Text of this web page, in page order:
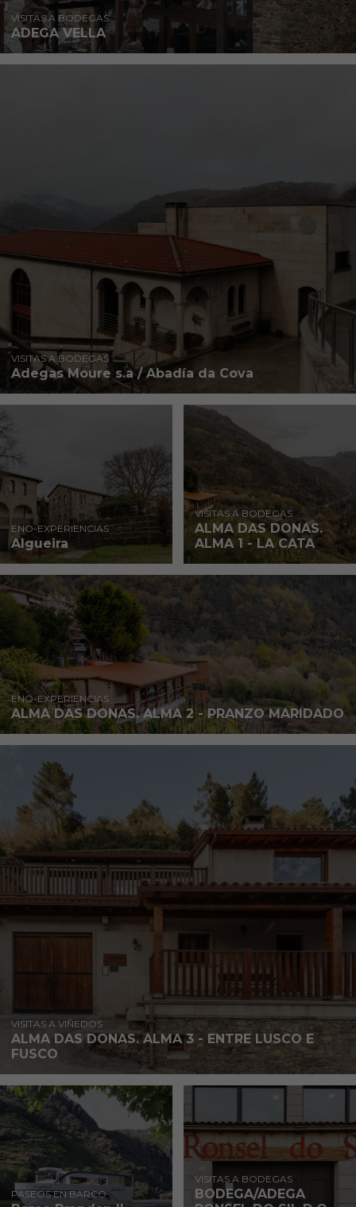
VISITAS A BODEGAS
ADEGA VELLA
VISITAS A BODEGAS
Adegas Moure s.a / Abadía da Cova
ENO-EXPERIENCIAS
Algueira
VISITAS A BODEGAS
ALMA DAS DONAS.
ALMA 1 - LA CATA
ENO-EXPERIENCIAS
ALMA DAS DONAS. ALMA 2 - PRANZO MARIDADO
VISITAS A VIÑEDOS
ALMA DAS DONAS. ALMA 3 - ENTRE LUSCO E
FUSCO
PASEOS EN BARCO
VISITAS A BODEGAS
BODEGA/ADEGA